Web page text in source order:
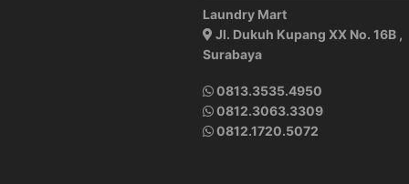
Laundry Mart
Jl. Dukuh Kupang XX No. 16B ,
Surabaya
0813.3535.4950
0812.3063.3309
0812.1720.5072